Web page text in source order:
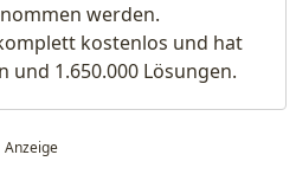
werden.
kostenlos und hat
und 1.650.000 Lösungen.